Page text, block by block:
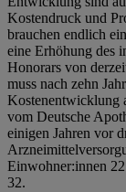
Kostendruck und
brauchen endlich
eine Erhöhung des
Honorars von
muss nach zehn
Kostenentwicklung
vom Deutsche
einigen Jahren vor
Einwohner:innen
32.